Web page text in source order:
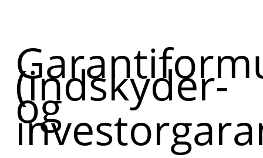
(indskyder-
og